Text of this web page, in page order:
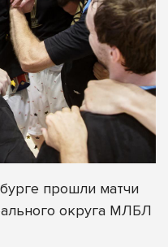
прошли матчи
округа МЛБЛ